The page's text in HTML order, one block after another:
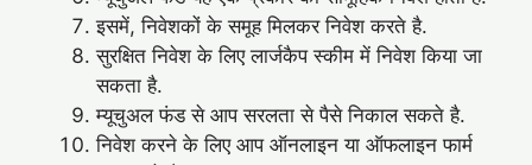
इसमें, निवेशकों के समूह मिलकर निवेश करते है.
सुरक्षित निवेश के लिए लार्जकैप स्कीम में निवेश किया जा
सकता है.
म्यूचुअल फंड से आप सरलता से पैसे निकाल सकते है.
निवेश करने के लिए आप ऑनलाइन या ऑफलाइन फार्म